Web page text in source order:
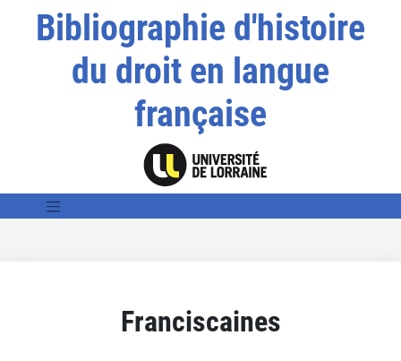
Bibliographie d'histoire
du droit en langue
française
Franciscaines